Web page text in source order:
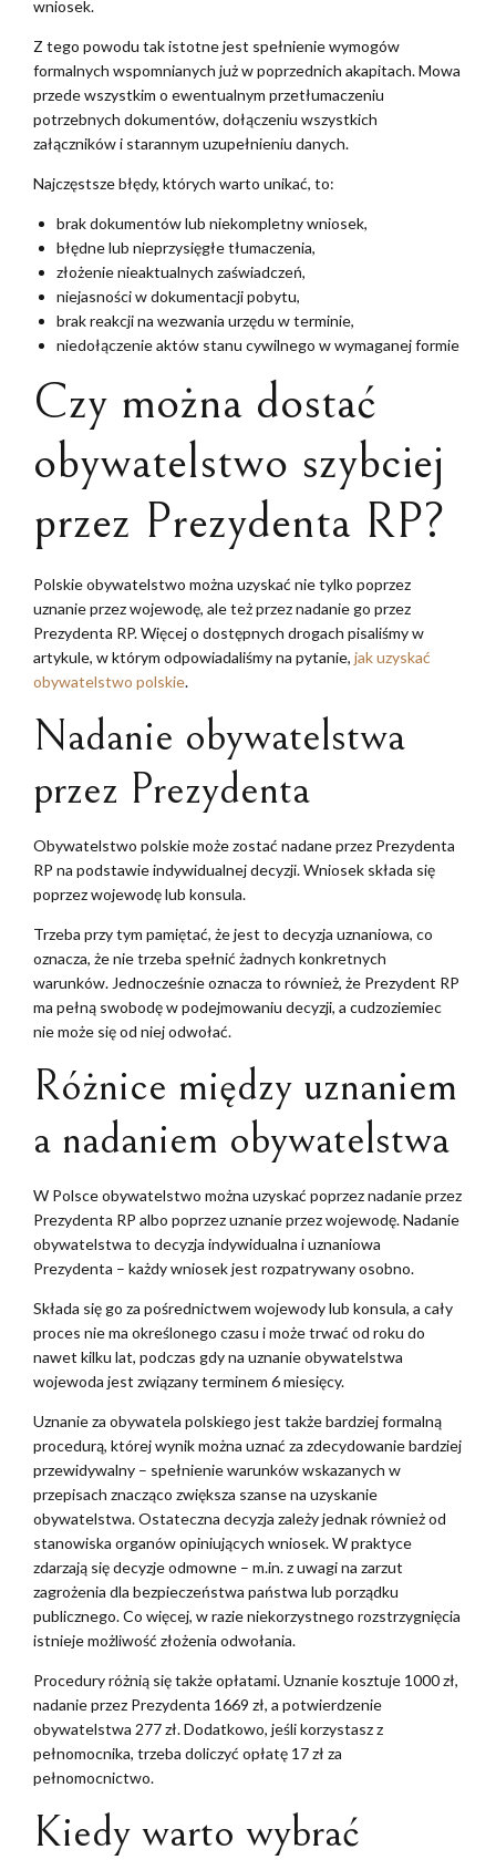
wniosek.
Z tego powodu tak istotne jest spełnienie wymogów
formalnych wspomnianych już w poprzednich akapitach. Mowa
przede wszystkim o ewentualnym przetłumaczeniu
potrzebnych dokumentów, dołączeniu wszystkich
załączników i starannym uzupełnieniu danych.
Najczęstsze błędy, których warto unikać, to:
brak dokumentów lub niekompletny wniosek,
błędne lub nieprzysięgłe tłumaczenia,
złożenie nieaktualnych zaświadczeń,
niejasności w dokumentacji pobytu,
brak reakcji na wezwania urzędu w terminie,
niedołączenie aktów stanu cywilnego w wymaganej formie
Czy można dostać
obywatelstwo szybciej
przez Prezydenta RP?
Polskie obywatelstwo można uzyskać nie tylko poprzez
uznanie przez wojewodę, ale też przez nadanie go przez
Prezydenta RP. Więcej o dostępnych drogach pisaliśmy w
artykule, w którym odpowiadaliśmy na pytanie, jak uzyskać
obywatelstwo polskie.
Nadanie obywatelstwa
przez Prezydenta
Obywatelstwo polskie może zostać nadane przez Prezydenta
RP na podstawie indywidualnej decyzji. Wniosek składa się
poprzez wojewodę lub konsula.
Trzeba przy tym pamiętać, że jest to decyzja uznaniowa, co
oznacza, że nie trzeba spełnić żadnych konkretnych
warunków. Jednocześnie oznacza to również, że Prezydent RP
ma pełną swobodę w podejmowaniu decyzji, a cudzoziemiec
nie może się od niej odwołać.
Różnice między uznaniem
a nadaniem obywatelstwa
W Polsce obywatelstwo można uzyskać poprzez nadanie przez
Prezydenta RP albo poprzez uznanie przez wojewodę. Nadanie
obywatelstwa to decyzja indywidualna i uznaniowa
Prezydenta – każdy wniosek jest rozpatrywany osobno.
Składa się go za pośrednictwem wojewody lub konsula, a cały
proces nie ma określonego czasu i może trwać od roku do
nawet kilku lat, podczas gdy na uznanie obywatelstwa
wojewoda jest związany terminem 6 miesięcy.
Uznanie za obywatela polskiego jest także bardziej formalną
procedurą, której wynik można uznać za zdecydowanie bardziej
przewidywalny – spełnienie warunków wskazanych w
przepisach znacząco zwiększa szanse na uzyskanie
obywatelstwa. Ostateczna decyzja zależy jednak również od
stanowiska organów opiniujących wniosek. W praktyce
zdarzają się decyzje odmowne – m.in. z uwagi na zarzut
zagrożenia dla bezpieczeństwa państwa lub porządku
publicznego. Co więcej, w razie niekorzystnego rozstrzygnięcia
istnieje możliwość złożenia odwołania.
Procedury różnią się także opłatami. Uznanie kosztuje 1000 zł,
nadanie przez Prezydenta 1669 zł, a potwierdzenie
obywatelstwa 277 zł. Dodatkowo, jeśli korzystasz z
pełnomocnika, trzeba doliczyć opłatę 17 zł za
pełnomocnictwo.
Kiedy warto wybrać